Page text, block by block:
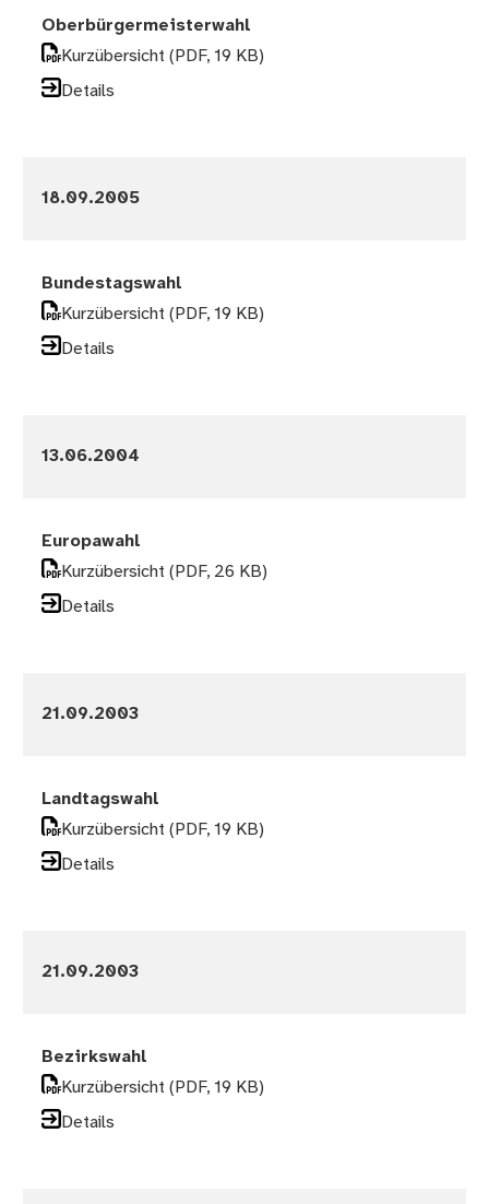
Oberbürgermeisterwahl
Kurzübersicht(PDF, 19 KB)
Details
18.09.2005
Bundestagswahl
Kurzübersicht(PDF, 19 KB)
Details
13.06.2004
Europawahl
Kurzübersicht(PDF, 26 KB)
Details
21.09.2003
Landtagswahl
Kurzübersicht(PDF, 19 KB)
Details
21.09.2003
Bezirkswahl
Kurzübersicht(PDF, 19 KB)
Details